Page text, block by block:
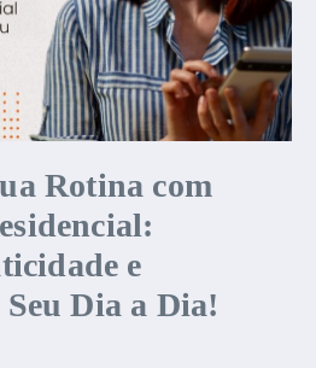
Rotina com
e
Dia a Dia!